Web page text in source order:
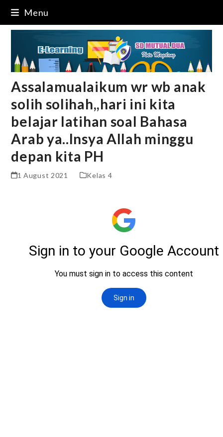
content
Menu
Assalamualaikum wr wb anak
solih solihah,,hari ini kita
belajar latihan soal Bahasa
Arab ya..Insya Allah minggu
depan kita PH
1 August 2021 Kelas 4